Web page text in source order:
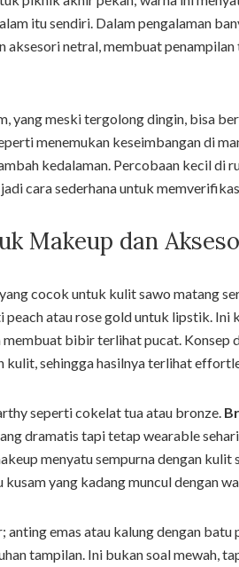
itu sendiri. Dalam pengalaman
aksesori netral, membuat
yang meski tergolong dingin, bisa
menemukan keseimbangan di
kedalaman. Percobaan kecil di
cara sederhana untuk
Makeup dan
cocok untuk kulit sawo matang
peach atau rose gold untuk lipstik. Ini
bibir terlihat pucat. Konsep
kulit, sehingga hasilnya terlihat
seperti cokelat tua atau bronze.
dramatis tapi tetap wearable
menyatu sempurna dengan kulit
yang kadang muncul dengan
anting emas atau kalung dengan
tampilan. Ini bukan soal mewah,